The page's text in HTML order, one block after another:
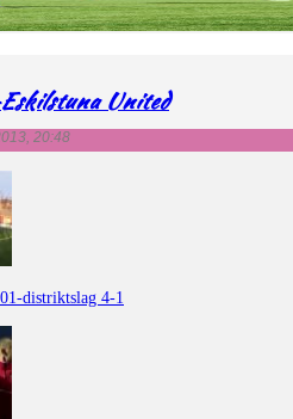
20:54
United
20:48
distriktslag 4-1